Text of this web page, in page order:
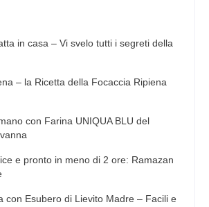
in casa – Vi svelo tutti i segreti della
– la Ricetta della Focaccia Ripiena
con Farina UNIQUA BLU del
e pronto in meno di 2 ore: Ramazan
con Esubero di Lievito Madre – Facili e